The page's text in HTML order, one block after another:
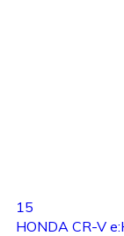
15
HONDA CR-V